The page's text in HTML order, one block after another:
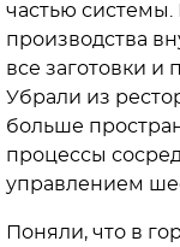
частью
производства
все заготовки и
Убрали из
больше
процессы
управлением
Поняли, что в